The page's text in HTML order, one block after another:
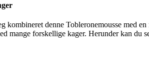
kombineret denne Tobleronemousse med en
mange forskellige kager. Herunder kan du